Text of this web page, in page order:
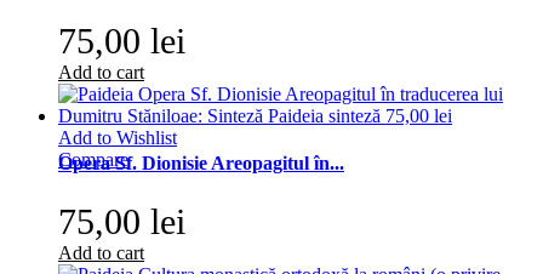
75,00 lei
Add to cart
Add to Wishlist
Compare
Opera Sf. Dionisie Areopagitul în...
75,00 lei
Add to cart